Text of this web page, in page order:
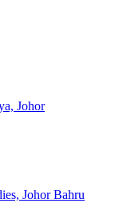
Johor
Johor Bahru